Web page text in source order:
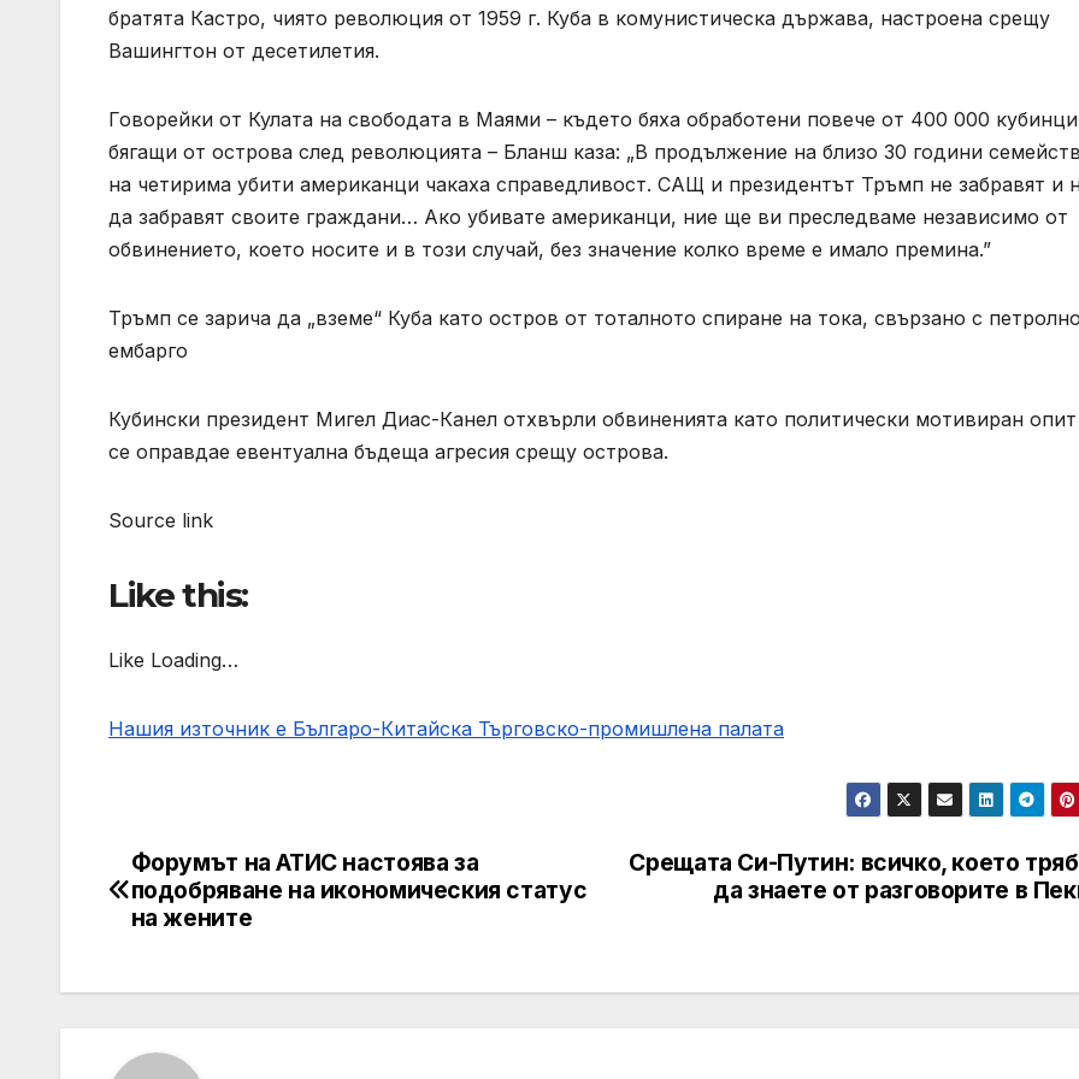
братята Кастро, чиято революция от 1959 г. Куба в комунистическа държава, настроена срещу
Вашингтон от десетилетия.
Говорейки от Кулата на свободата в Маями – където бяха обработени повече от 400 000
бягащи от острова след революцията – Бланш каза: „В продължение на близо 30 години
на четирима убити американци чакаха справедливост. САЩ и президентът Тръмп не забравят и
да забравят своите граждани… Ако убивате американци, ние ще ви преследваме независимо от
обвинението, което носите и в този случай, без значение колко време е имало премина.”
Тръмп се зарича да „вземе“ Куба като остров от тоталното спиране на тока, свързано с
ембарго
Кубински президент Мигел Диас-Канел отхвърли обвиненията като политически мотивиран
се оправдае евентуална бъдеща агресия срещу острова.
Source link
Like this:
Like Loading…
Нашия източник е Българо-Китайска Търговско-промишлена палaта
Post
navigation
Срещата Си-Путин: всичко, което
да знаете от разговорите в
Форумът на АТИС настоява за
подобряване на икономическия статус
на жените